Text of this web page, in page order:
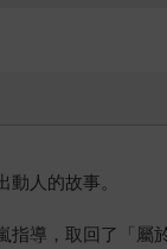
人的故事。
導，取回了「屬